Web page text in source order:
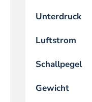
Unterdruck
Luftstrom
Schallpegel
Gewicht